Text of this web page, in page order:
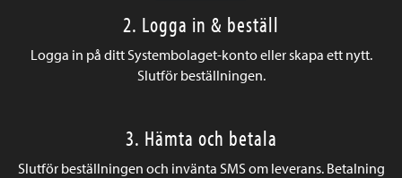
2. Logga in & beställ
Logga in på ditt Systembolaget-konto eller skapa ett nytt.
Slutför beställningen.
3. Hämta och betala
Slutför beställningen och invänta SMS om leverans. Betalning